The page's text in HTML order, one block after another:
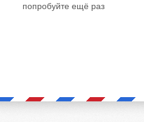
попробуйте ещё раз